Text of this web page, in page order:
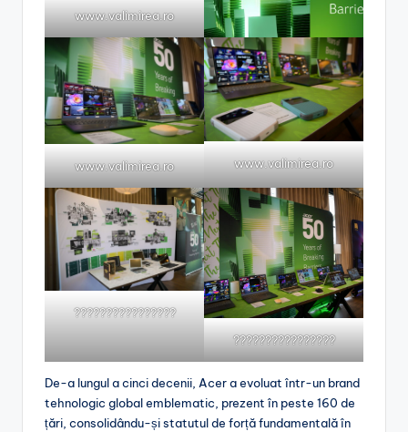
www.valimirea.ro
www.valimirea.ro www.valimirea.ro
????????????????
????????????????
De-a lungul a cinci decenii, Acer a evoluat într-un brand
tehnologic global emblematic, prezent în peste 160 de
țări, consolidându-și statutul de forță fundamentală în